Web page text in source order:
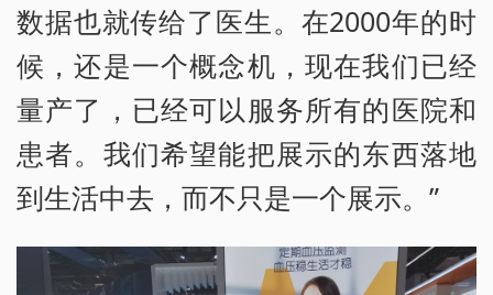
数据也就传给了医生。在2000年的时
候，还是一个概念机，现在我们已经
量产了，已经可以服务所有的医院和
患者。我们希望能把展示的东西落地
到生活中去，而不只是一个展示。”